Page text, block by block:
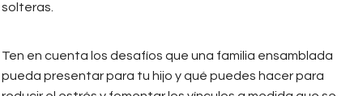
solteras.
Ten en cuenta los desafíos que una familia ensamblada
pueda presentar para tu hijo y qué puedes hacer para